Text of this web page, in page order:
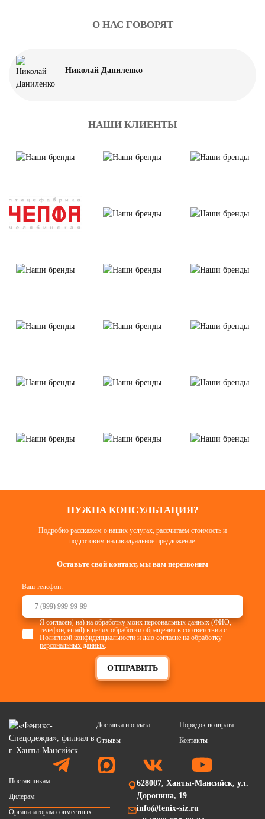
О НАС ГОВОРЯТ
Николай Даниленко
НАШИ КЛИЕНТЫ
НУЖНА КОНСУЛЬТАЦИЯ?
Подробно расскажем о наших услугах, рассчитаем стоимость и
подготовим индивидуальное предложение.
Оставьте свой контакт, мы вам перезвоним
Ваш телефон:
ОТПРАВИТЬ
Я согласен(-на) на обработку моих персональных данных (ФИО,
телефон, email) в целях обработки обращения в соответствии с
Политикой конфиденциальности и даю согласие наобработку
персональных данных
Доставка и оплата
Порядок возврата
Отзывы
Контакты
Поставщикам
Дилерам
Организаторам совместных
628007, Ханты-Мансийск, ул.
Доронина, 19
info@fenix-siz.ru